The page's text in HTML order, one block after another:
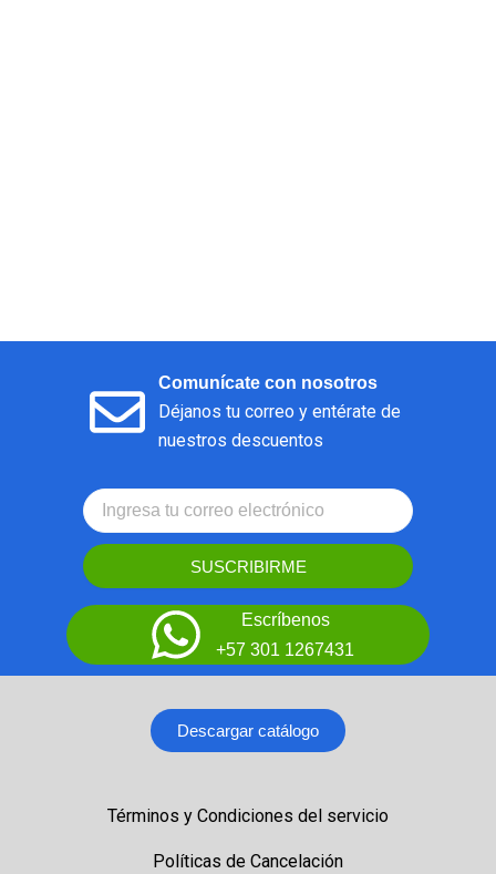
Comunícate con nosotros
Déjanos tu correo y entérate de
nuestros descuentos
SUSCRIBIRME
Escríbenos
+57 301 1267431
Descargar catálogo
Términos y Condiciones del servicio
Políticas de Cancelación